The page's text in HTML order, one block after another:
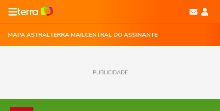
MAPA ASTRALTERRA MAILCENTRAL DO ASSINANTE
PUBLICIDADE